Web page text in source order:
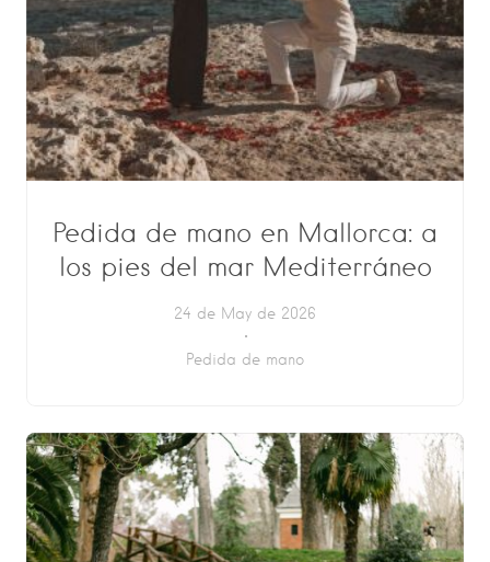
Pedida de mano en Mallorca: a
los pies del mar Mediterráneo
24 de May de 2026
Pedida de mano